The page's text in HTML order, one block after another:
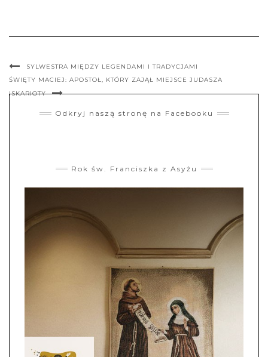
SYLWESTRA MIĘDZY LEGENDAMI I TRADYCJAMI
ŚWIĘTY MACIEJ: APOSTOŁ, KTÓRY ZAJĄŁ MIEJSCE JUDASZA
ISKARIOTY
Odkryj naszą stronę na Facebooku
Rok św. Franciszka z Asyżu